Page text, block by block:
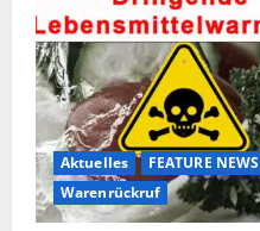
Aktuelles
FEATURE NEWS
Warenrückruf